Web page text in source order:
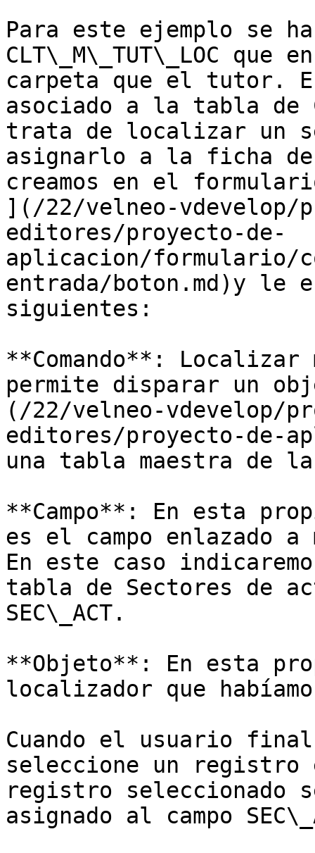
Para este ejemplo se
CLT\_M\_TUT\_LOC que
carpeta que el tutor.
asociado a la tabla de
trata de localizar un
asignarlo a la ficha
creamos en el
](/22/velneo-vdevelop/
editores/proyecto-de-
aplicacion/formulario/
entrada/boton.md)y le
siguientes:
**Comando**: Localizar
permite disparar un
(/22/velneo-vdevelop/
editores/proyecto-de-
una tabla maestra de
**Campo**: En esta
es el campo enlazado a
En este caso
tabla de Sectores de
SEC\_ACT.
**Objeto**: En esta
localizador que
Cuando el usuario
seleccione un
registro seleccionado
asignado al campo